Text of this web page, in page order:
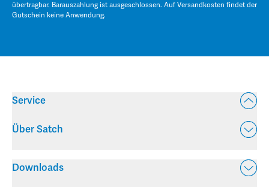
übertragbar. Barauszahlung ist ausgeschlossen. Auf Versandkosten findet der
Gutschein keine Anwendung.
Service
Über Satch
Downloads